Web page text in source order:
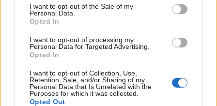
I want to opt-out of the Sale of my
Personal Data.
Opted In
I want to opt-out of processing my
Personal Data for Targeted Advertising.
Opted In
I want to opt-out of Collection, Use,
Retention, Sale, and/or Sharing of my
Personal Data that Is Unrelated with the
Purposes for which it was collected.
Opted Out